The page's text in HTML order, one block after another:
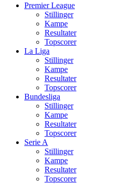
Premier League
Stillinger
Kampe
Resultater
Topscorer
La Liga
Stillinger
Kampe
Resultater
Topscorer
Bundesliga
Stillinger
Kampe
Resultater
Topscorer
Serie A
Stillinger
Kampe
Resultater
Topscorer